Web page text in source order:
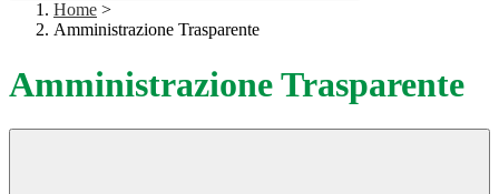
Home >
Amministrazione Trasparente
Amministrazione Trasparente